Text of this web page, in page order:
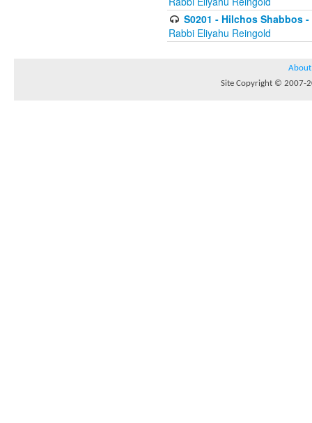
S0201 - Hilchos Shabbos
Rabbi Eliyahu Reingold
About
Site Copyright © 2007-